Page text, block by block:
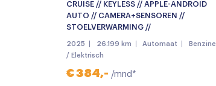
CRUISE // KEYLESS // APPLE-ANDROID
AUTO // CAMERA+SENSOREN //
STOELVERWARMING //
2025 26.199 km Automaat
Benzine
/ Elektrisch
€ 384,- /mnd*